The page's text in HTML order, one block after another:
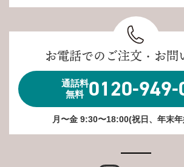
お電話でのご注文・お問
通話料
無料 0120-949-
月〜金 9:30〜18:00(祝日、年末